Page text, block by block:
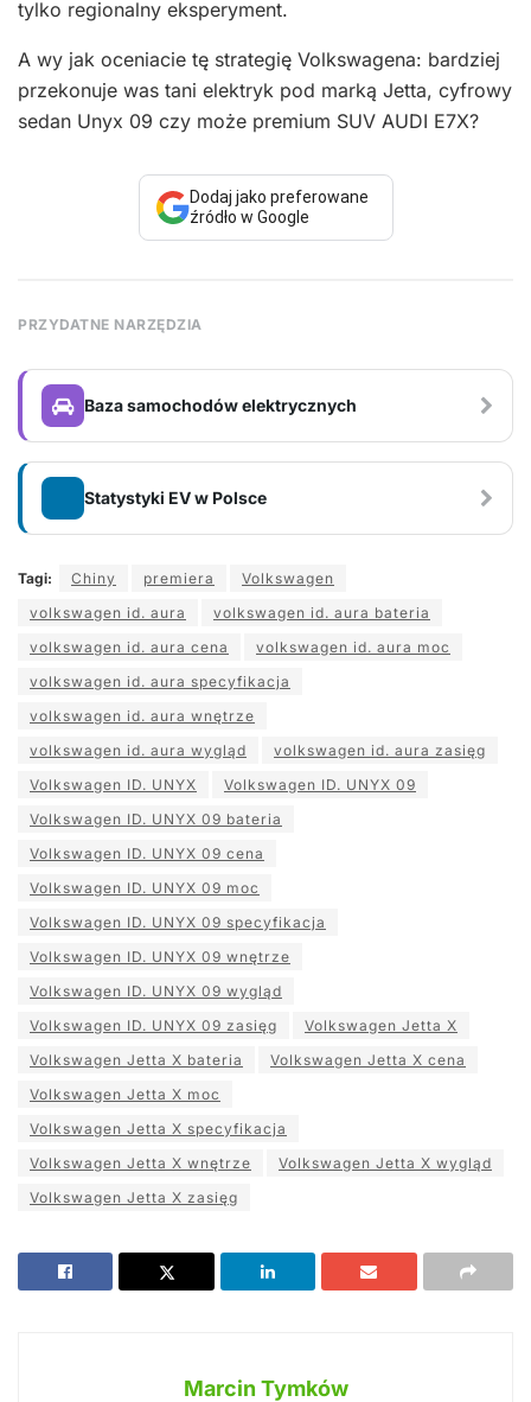
tylko regionalny eksperyment.
A wy jak oceniacie tę strategię Volkswagena: bardziej
przekonuje was tani elektryk pod marką Jetta, cyfrowy
sedan Unyx 09 czy może premium SUV AUDI E7X?
Dodaj jako preferowane
źródło w Google
PRZYDATNE NARZĘDZIA
Baza samochodów elektrycznych
Statystyki EV w Polsce
Tagi: Chiny premiera
Volkswagen
volkswagen id. aura
volkswagen id. aura bateria
volkswagen id. aura cena
volkswagen id. aura moc
volkswagen id. aura specyfikacja
volkswagen id. aura wnętrze
volkswagen id. aura wygląd
volkswagen id. aura zasięg
Volkswagen ID. UNYX
Volkswagen ID. UNYX 09
Volkswagen ID. UNYX 09 bateria
Volkswagen ID. UNYX 09 cena
Volkswagen ID. UNYX 09 moc
Volkswagen ID. UNYX 09 specyfikacja
Volkswagen ID. UNYX 09 wnętrze
Volkswagen ID. UNYX 09 wygląd
Volkswagen ID. UNYX 09 zasięg
Volkswagen Jetta X
Volkswagen Jetta X bateria
Volkswagen Jetta X cena
Volkswagen Jetta X moc
Volkswagen Jetta X specyfikacja
Volkswagen Jetta X wnętrze
Volkswagen Jetta X wygląd
Volkswagen Jetta X zasięg
Marcin Tymków